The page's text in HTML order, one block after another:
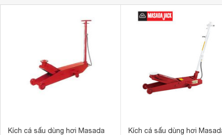
Kích cá sấu dùng hơi Masada
Kích cá sấu dùng hơi